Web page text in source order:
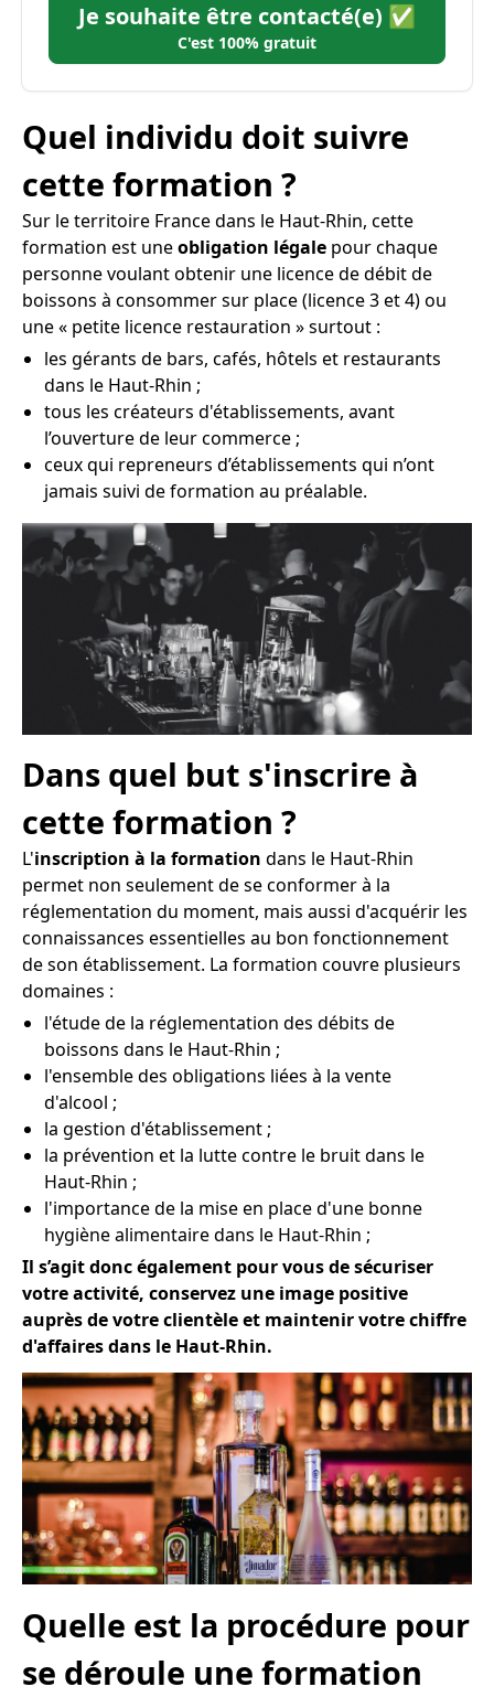
Je souhaite être contacté(e) ✅
C'est 100% gratuit
Quel individu doit suivre
cette formation ?
Sur le territoire France dans le Haut-Rhin, cette
formation est uneobligation légale pour chaque
personne voulant obtenir une licence de débit de
boissons à consommer sur place (licence 3 et 4) ou
une « petite licence restauration » surtout :
les gérants de bars, cafés, hôtels et restaurants
dans le Haut-Rhin ;
tous les créateurs d'établissements, avant
l’ouverture de leur commerce ;
ceux qui repreneurs d’établissements qui n’ont
jamais suivi de formation au préalable.
Dans quel but s'inscrire à
cette formation ?
L'inscription à la formation dans le Haut-Rhin
permet non seulement de se conformer à la
réglementation du moment, mais aussi d'acquérir les
connaissances essentielles au bon fonctionnement
de son établissement. La formation couvre plusieurs
domaines :
l'étude de la réglementation des débits de
boissons dans le Haut-Rhin ;
l'ensemble des obligations liées à la vente
d'alcool ;
la gestion d'établissement ;
la prévention et la lutte contre le bruit dans le
Haut-Rhin ;
l'importance de la mise en place d'une bonne
hygiène alimentaire dans le Haut-Rhin ;
Il s’agit donc également pour vous de sécuriser
votre activité, conservez une image positive
auprès de votre clientèle et maintenir votre chiffre
d'affaires dans le Haut-Rhin.
Quelle est la procédure pour
se déroule une formation